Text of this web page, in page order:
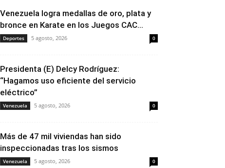
Venezuela logra medallas de oro, plata y
bronce en Karate en los Juegos CAC...
Deportes 5 agosto, 2026 0
Presidenta (E) Delcy Rodríguez:
“Hagamos uso eficiente del servicio
eléctrico”
Venezuela 5 agosto, 2026 0
Más de 47 mil viviendas han sido
inspeccionadas tras los sismos
Venezuela 5 agosto, 2026 0